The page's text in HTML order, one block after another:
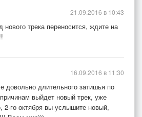
нового трека переносится, ждите на
21.09.2016 в 10:43
довольно длительного затишья по
выйдет новый трек, уже
2-го октября вы услышите новый,
16.09.2016 в 11:30